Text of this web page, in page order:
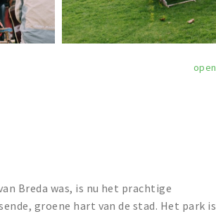
open
Breda was, is nu het prachtige
groene hart van de stad. Het park is